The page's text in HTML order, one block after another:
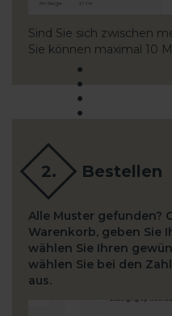
Sind Sie sich zwischen
Sie können maximal 10
Bestellen
Alle Muster gefunden?
Warenkorb, geben Sie
wählen Sie Ihren
wählen Sie bei den
aus.